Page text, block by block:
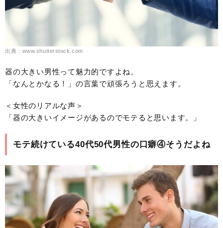
出典：www.shutterstock.com
器の大きい男性って魅力的ですよね。
「なんとかなる！」の言葉で頑張ろうと思えます。
＜女性のリアルな声＞
「器の大きいイメージがあるのでモテると思います。」
モテ続けている40代50代男性の口癖④そうだよね